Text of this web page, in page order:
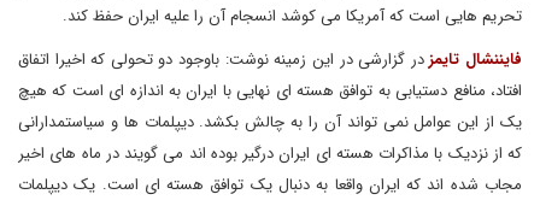
تحریم هایی است که آمریکا می کوشد انسجام آن را علیه ایران حفظ کند.
فایننشال تایمزدر گزارشی در این زمینه نوشت: باوجود دو تحولی که اخیرا اتفاق
افتاد، منافع دستیابی به توافق هسته ای نهایی با ایران به اندازه ای است که هیچ
یک از این عوامل نمی تواند آن را به چالش بکشد. دیپلمات ها و سیاستمدارانی
که از نزدیک با مذاکرات هسته ای ایران درگیر بوده اند می گویند در ماه های اخیر
مجاب شده اند که ایران واقعا به دنبال یک توافق هسته ای است. یک دیپلمات